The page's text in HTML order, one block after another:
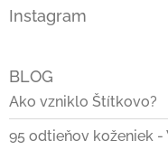
Instagram
BLOG
Ako vzniklo Štítkovo?
95 odtieňov koženiek -